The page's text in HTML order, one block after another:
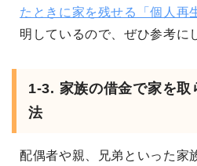
たときに家を残せる「個人再
明しているので、ぜひ参考に
1-3. 家族の借金で家を取
法
配偶者や親、兄弟といった家